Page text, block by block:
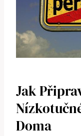
Jak
Doma